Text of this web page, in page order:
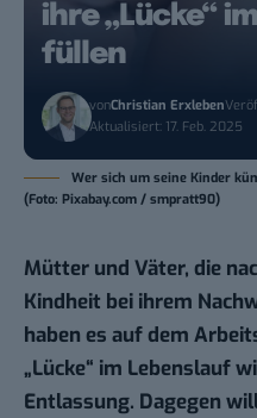
ihre „Lücke“
füllen
vonChristian Erxleben
Aktualisiert: 17. Feb. 2025
Wer sich um seine Kinder
(Foto: Pixabay.com / smpratt90)
Mütter und Väter, die
Kindheit bei ihrem
haben es auf dem
„Lücke“ im Lebenslauf
Entlassung. Dagegen